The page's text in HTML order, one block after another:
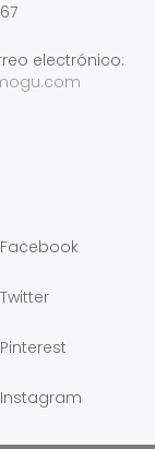
electrónico: